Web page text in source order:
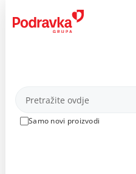
content
Proizvodi
Samo novi proizvodi